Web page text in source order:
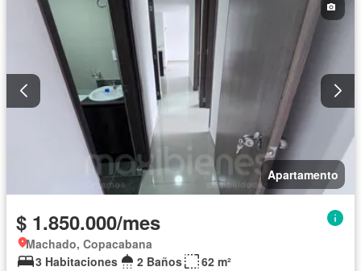
Apartamento
$ 1.850.000/mes
Machado, Copacabana
3 Habitaciones
2 Baños
62 m²